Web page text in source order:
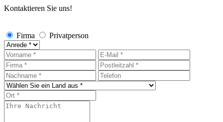
Kontaktieren Sie uns!
Firma Privatperson